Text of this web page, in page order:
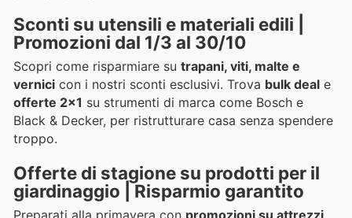
Sconti su utensili e materiali edili |
Promozioni dal 1/3 al 30/10
Scopri come risparmiare su trapani, viti, malte e
vernici con i nostri sconti esclusivi. Trova bulk deal e
offerte 2x1 su strumenti di marca come Bosch e
Black & Decker, per ristrutturare casa senza spendere
troppo.
Offerte di stagione su prodotti per il
giardinaggio | Risparmio garantito
Preparati alla primavera con promozioni su attrezzi